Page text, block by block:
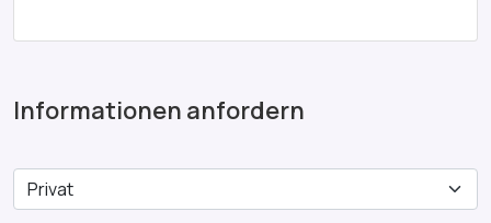
Informationen anfordern